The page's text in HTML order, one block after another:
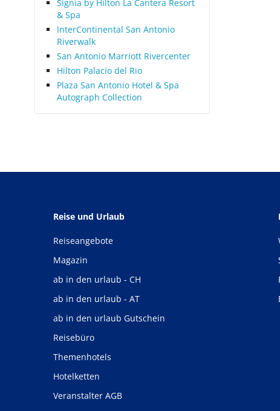
Signia by Hilton La Cantera Resort
& Spa
InterContinental San Antonio
Riverwalk
San Antonio Marriott Rivercenter
Hilton Palacio del Rio
Plaza San Antonio Hotel & Spa
Autograph Collection
Reise und Urlaub
Reiseangebote
Magazin
ab in den urlaub - CH
ab in den urlaub - AT
ab in den urlaub Gutschein
Reisebüro
Themenhotels
Hotelketten
Veranstalter AGB